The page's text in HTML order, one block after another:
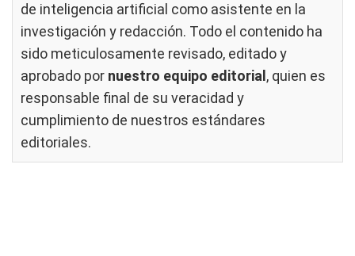
de inteligencia artificial como asistente en la
investigación y redacción. Todo el contenido ha
sido meticulosamente revisado, editado y
aprobado por nuestro equipo editorial , quien es
responsable final de su veracidad y
cumplimiento de nuestros estándares
editoriales.